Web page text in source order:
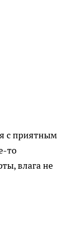
с приятным
то
влага не